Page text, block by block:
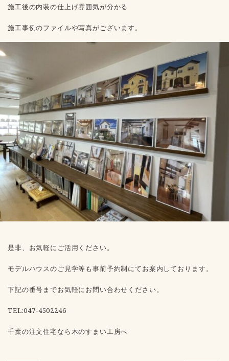
施工後の内装の仕上げ雰囲気が分かる
施工事例のファイルや写真がございます。
是非、お気軽にご活用ください。
モデルハウスのご見学等も事前予約制にてお案内しております。
下記の番号までお気軽にお問い合わせください。
TEL:047-4502246
千葉の注文住宅なら木のすまい工房へ